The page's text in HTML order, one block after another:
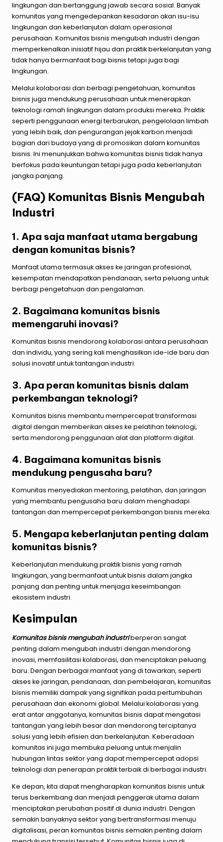
lingkungan dan bertanggung jawab secara sosial. Banyak
komunitas yang mengedepankan kesadaran akan isu-isu
lingkungan dan keberlanjutan dalam operasional
perusahaan. Komunitas bisnis mengubah industri dengan
memperkenalkan inisiatif hijau dan praktik berkelanjutan yang
tidak hanya bermanfaat bagi bisnis tetapi juga bagi
lingkungan.
Melalui kolaborasi dan berbagi pengetahuan, komunitas
bisnis juga mendukung perusahaan untuk menerapkan
teknologi ramah lingkungan dalam produksi mereka. Praktik
seperti penggunaan energi terbarukan, pengelolaan limbah
yang lebih baik, dan pengurangan jejak karbon menjadi
bagian dari budaya yang di promosikan dalam komunitas
bisnis. Ini menunjukkan bahwa komunitas bisnis tidak hanya
berfokus pada keuntungan tetapi juga pada keberlanjutan
jangka panjang.
(FAQ) Komunitas Bisnis Mengubah
Industri
1. Apa saja manfaat utama bergabung
dengan komunitas bisnis?
Manfaat utama termasuk akses ke jaringan profesional,
kesempatan mendapatkan pendanaan, serta peluang untuk
berbagi pengetahuan dan pengalaman.
2. Bagaimana komunitas bisnis
memengaruhi inovasi?
Komunitas bisnis mendorong kolaborasi antara perusahaan
dan individu, yang sering kali menghasilkan ide-ide baru dan
solusi inovatif untuk tantangan industri.
3. Apa peran komunitas bisnis dalam
perkembangan teknologi?
Komunitas bisnis membantu mempercepat transformasi
digital dengan memberikan akses ke pelatihan teknologi,
serta mendorong penggunaan alat dan platform digital.
4. Bagaimana komunitas bisnis
mendukung pengusaha baru?
Komunitas menyediakan mentoring, pelatihan, dan jaringan
yang membantu pengusaha baru dalam menghadapi
tantangan dan mempercepat perkembangan bisnis mereka.
5. Mengapa keberlanjutan penting dalam
komunitas bisnis?
Keberlanjutan mendukung praktik bisnis yang ramah
lingkungan, yang bermanfaat untuk bisnis dalam jangka
panjang dan penting untuk menjaga keseimbangan
ekosistem industri.
Kesimpulan
Komunitas bisnis mengubah industriberperan sangat
penting dalam mengubah industri dengan mendorong
inovasi, memfasilitasi kolaborasi, dan menciptakan peluang
baru. Dengan berbagai manfaat yang di tawarkan, seperti
akses ke jaringan, pendanaan, dan pembelajaran, komunitas
bisnis memiliki dampak yang signifikan pada pertumbuhan
perusahaan dan ekonomi global. Melalui kolaborasi yang
erat antar anggotanya, komunitas bisnis dapat mengatasi
tantangan yang lebih besar dan mendorong terciptanya
solusi yang lebih efisien dan berkelanjutan. Keberadaan
komunitas ini juga membuka peluang untuk menjalin
hubungan lintas sektor yang dapat mempercepat adopsi
teknologi dan penerapan praktik terbaik di berbagai industri.
Ke depan, kita dapat mengharapkan komunitas bisnis untuk
terus berkembang dan menjadi penggerak utama dalam
menciptakan perubahan positif di dunia industri. Dengan
semakin banyaknya sektor yang bertransformasi menuju
digitalisasi, peran komunitas bisnis semakin penting dalam